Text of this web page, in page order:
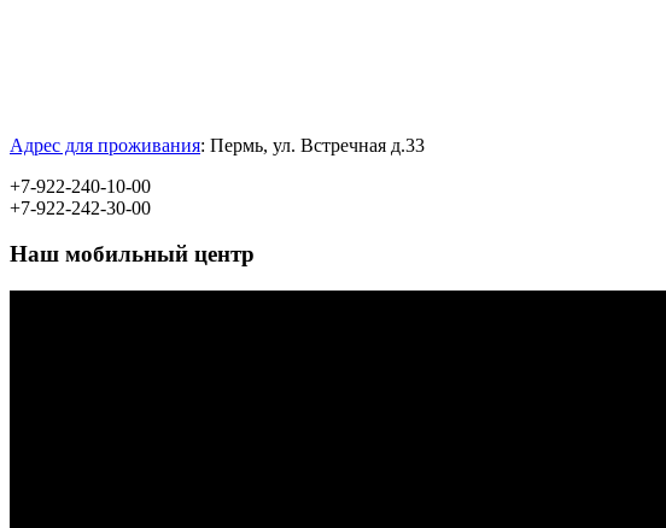
Адрес для проживания: Пермь, ул. Встречная д.33
+7-922-240-10-00
+7-922-242-30-00
Наш мобильный центр